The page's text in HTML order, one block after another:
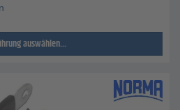
auswählen...